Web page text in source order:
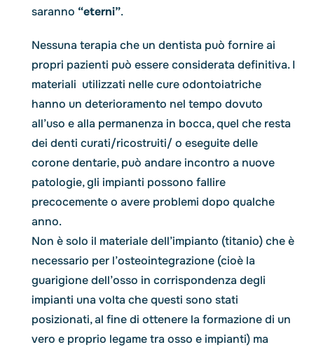
saranno “eterni”.
Nessuna terapia che un dentista può fornire ai
propri pazienti può essere considerata definitiva. I
materiali utilizzati nelle cure odontoiatriche
hanno un deterioramento nel tempo dovuto
all’uso e alla permanenza in bocca, quel che resta
dei denti curati/ricostruiti/ o eseguite delle
corone dentarie, può andare incontro a nuove
patologie, gli impianti possono fallire
precocemente o avere problemi dopo qualche
anno.
Non è solo il materiale dell’impianto (titanio) che è
necessario per l’osteointegrazione (cioè la
guarigione dell’osso in corrispondenza degli
impianti una volta che questi sono stati
posizionati, al fine di ottenere la formazione di un
vero e proprio legame tra osso e impianti) ma